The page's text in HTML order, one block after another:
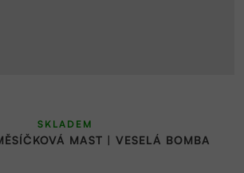
MAST | VESELÁ BOMBA
SKLADEM